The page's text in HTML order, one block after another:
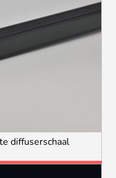
diffuserschaal